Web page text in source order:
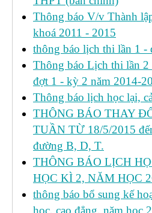
Thông báo V/v Thành
khoá 2011 - 2015
thông báo lịch thi lần 1 -
Thông báo Lịch thi lần 2
đợt 1 - kỳ 2 năm 2014-
Thông báo lịch học lại,
THÔNG BÁO THAY
TUẦN TỪ 18/5/2015
đường B, D, T.
THÔNG BÁO LỊCH
HỌC KÌ 2, NĂM HỌC
thông báo bổ sung kế
học, cao đẳng, năm học